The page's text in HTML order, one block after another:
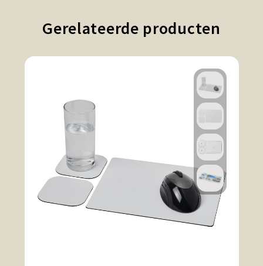
Gerelateerde producten